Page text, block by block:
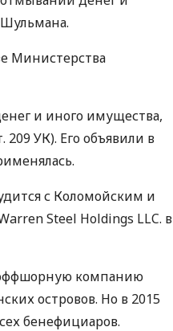
Министерства
и иного имущества,
УК). Его объявили в
с Коломойским и
Steel Holdings LLC. в
компанию
островов. Но в 2015
бенефициаров.